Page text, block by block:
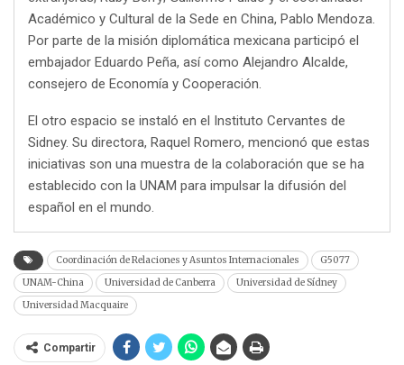
Académico y Cultural de la Sede en China, Pablo Mendoza.
Por parte de la misión diplomática mexicana participó el
embajador Eduardo Peña, así como Alejandro Alcalde,
consejero de Economía y Cooperación.
El otro espacio se instaló en el Instituto Cervantes de
Sidney. Su directora, Raquel Romero, mencionó que estas
iniciativas son una muestra de la colaboración que se ha
establecido con la UNAM para impulsar la difusión del
español en el mundo.
Coordinación de Relaciones y Asuntos Internacionales
G5077
UNAM-China
Universidad de Canberra
Universidad de Sídney
Universidad Macquaire
Compartir